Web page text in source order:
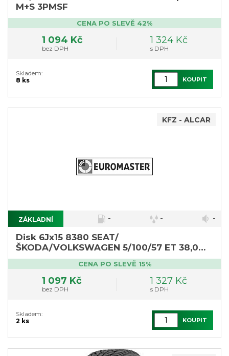
M+S 3PMSF
CENA PO SLEVĚ 42%
1 094 Kč
bez DPH
1 324 Kč
s DPH
Skladem:
8 ks
KOUPIT
KFZ - ALCAR
ZÁKLADNÍ - - -
Disk 6Jx15 8380 SEAT/
ŠKODA/VOLKSWAGEN 5/100/57 ET 38,0
Alcar
CENA PO SLEVĚ 15%
1 097 Kč
bez DPH
1 327 Kč
s DPH
Skladem:
2 ks
KOUPIT